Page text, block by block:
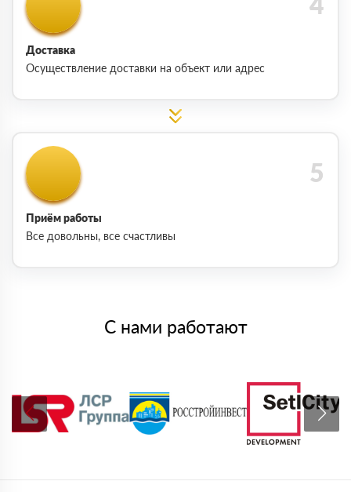
Доставка
Осуществление доставки на объект или адрес
Приём работы
Все довольны, все счастливы
С нами работают